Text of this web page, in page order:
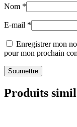
Nom *
E-mail *
Enregistrer mon
pour mon prochain
Produits